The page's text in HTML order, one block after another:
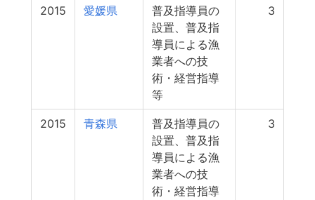
2015 愛媛県
普及指導員の
設置、普及指
導員による漁
業者への技
術・経営指導
等
3
2015 青森県
普及指導員の
設置、普及指
導員による漁
業者への技
術・経営指導
3